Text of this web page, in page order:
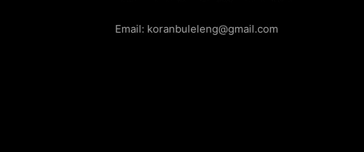
Email: koranbuleleng@gmail.com